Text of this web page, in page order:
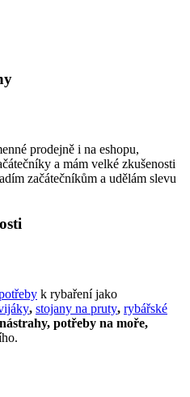
prodejně i na eshopu,
a mám velké zkušenosti
začátečníkům a udělám slevu
k rybaření jako
, stojany na pruty, rybářské
potřeby na moře,